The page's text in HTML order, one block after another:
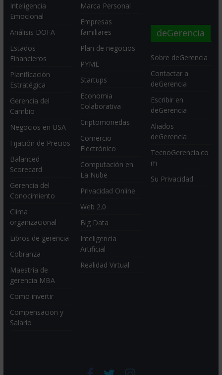
Inteligencia
Emocional
Análisis DOFA
Estados
Financieros
Planificación
Estratégica
Gerencia del
Cambio
Negocios en USA
Fijación de Precios
Balanced
Scorecard
Gerencia del
Conocimiento
Clima
organizacional
Libros de gerencia
Cobranza
Maestría de
gerencia MBA
Como invertir
Compensacion y
Salario
Marca Personal
Empresas
familiares
Plan de negocios
PYME
Startups
Economia
Colaborativa
Criptomonedas
Comercio
Electrónico
Computación en
La Nube
Privacidad Online
Web 2.0
Big Data
Inteligencia
Artificial
Realidad Virtual
deGerencia
Sobre deGerencia
Contactar a
deGerencia
Escribir en
deGerencia
Aliados
deGerencia
TecnoGerencia.co
m
Su Privacidad